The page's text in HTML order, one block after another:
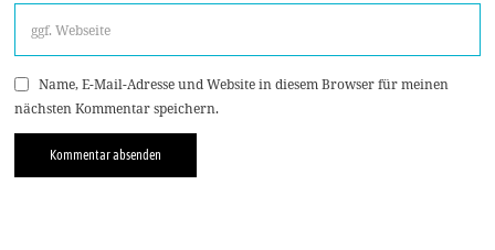
Name, E-Mail-Adresse und Website in diesem Browser für meinen
nächsten Kommentar speichern.